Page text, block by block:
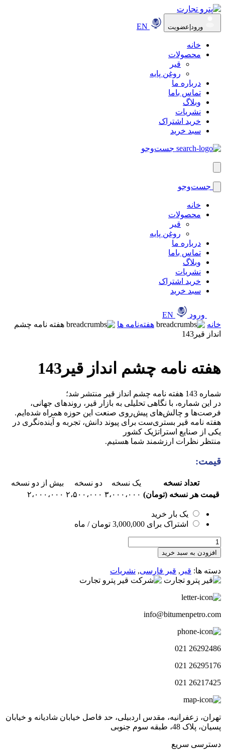
ورود|عضویت
خانه
محصولات
قیر
روغن پایه
درباره ما
تماس باما
وبلاگ
نشریات
خرید اشتراک
سبد خرید
جست‌وجو
جست‌وجو
خانه
محصولات
قیر
روغن پایه
درباره ما
تماس باما
وبلاگ
نشریات
خرید اشتراک
سبد خرید
ورود
خانه
هفته‌نامه ها
هفته نامه چشم
انداز قیر143
هفته نامه چشم انداز قیر143
شماره 143 هفته نامه چشم انداز قیر منتشر شد؛
‎در این شماره، با نگاهی تحلیلی به بازار قیر، روندهای جهانی،
فرصت‌ها و چالش‌های پیش‌روی صنعت این حوزه همراه شده‌ایم.
‎هفته نامه قیر بستری‌ست برای پیوند دانش، تجربه و آینده‌نگری در
یکی از صنایع استراتژیک کشور
قیمت:
تعداد نسخه یک نسخه دو نسخه
بیش از دو نسخه
قیمت هر نسخه (تومان) ۳،۰۰۰،۰۰۰ ۲،۵۰۰،۰۰۰ ۲،۰۰۰،۰۰۰
یک بار خرید
اشتراک برای 3,000,000 تومان / ماه
هفته
نامه
چشم
انداز
قیر143
افزودن به سبد خرید
دسته ها: قیر , قیر فارسی, نشریات
info@bitumenpetro.com
26292486 021
26295176 021
26217425 021
تهران، زعفرانیه، مقدس اردبیلی، حد فاصل خیابان شادیانه و خیابان
پسیان، پلاک 48، طبقه سوم جنوبی
دسترسی سریع